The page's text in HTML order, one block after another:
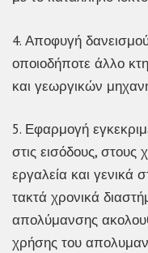
4. Αποφυγή
οποιοδήποτε άλλο
και γεωργικών
5. Εφαρμογή
στις εισόδους,
εργαλεία και γενικά
τακτά χρονικά
απολύμανσης
χρήσης του